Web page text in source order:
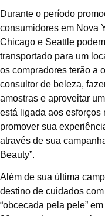
Durante o período
consumidores em Nova
Chicago e Seattle
transportado para um
os compradores terão a
consultor de beleza,
amostras e aproveitar
está ligada aos esforços
promover sua
através de sua
Beauty”.
Além de sua última
destino de cuidados
“obcecada pela pele”